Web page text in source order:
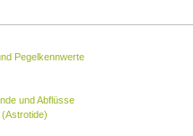
Pegelkennwerte
und Abflüsse